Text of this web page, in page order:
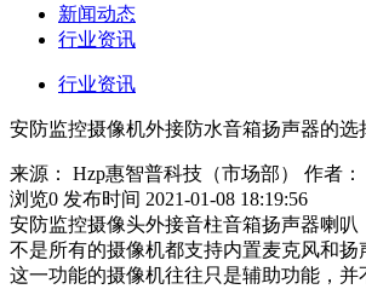
新闻动态
行业资讯
行业资讯
安防监控摄像机外接防水音箱扬声器的选
来源： Hzp惠智普科技（市场部）
作者：
浏览0 发布时间 2021-01-08 18:19:56
安防监控摄像头外接音柱音箱扬声器喇叭
不是所有的摄像机都支持内置麦克风和扬
这一功能的摄像机往往只是辅助功能，并